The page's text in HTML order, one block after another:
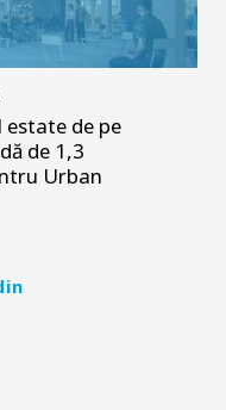
estate de pe
de 1,3
Urban